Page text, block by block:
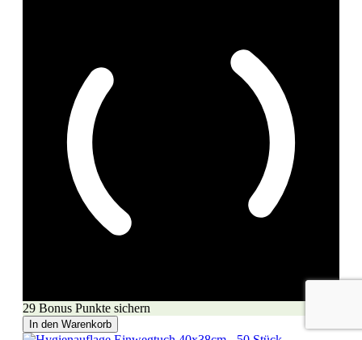
29 Bonus Punkte sichern
In den Warenkorb